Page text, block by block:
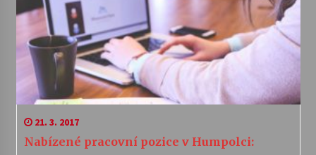
21. 3. 2017
Nabízené pracovní pozice v Humpolci: